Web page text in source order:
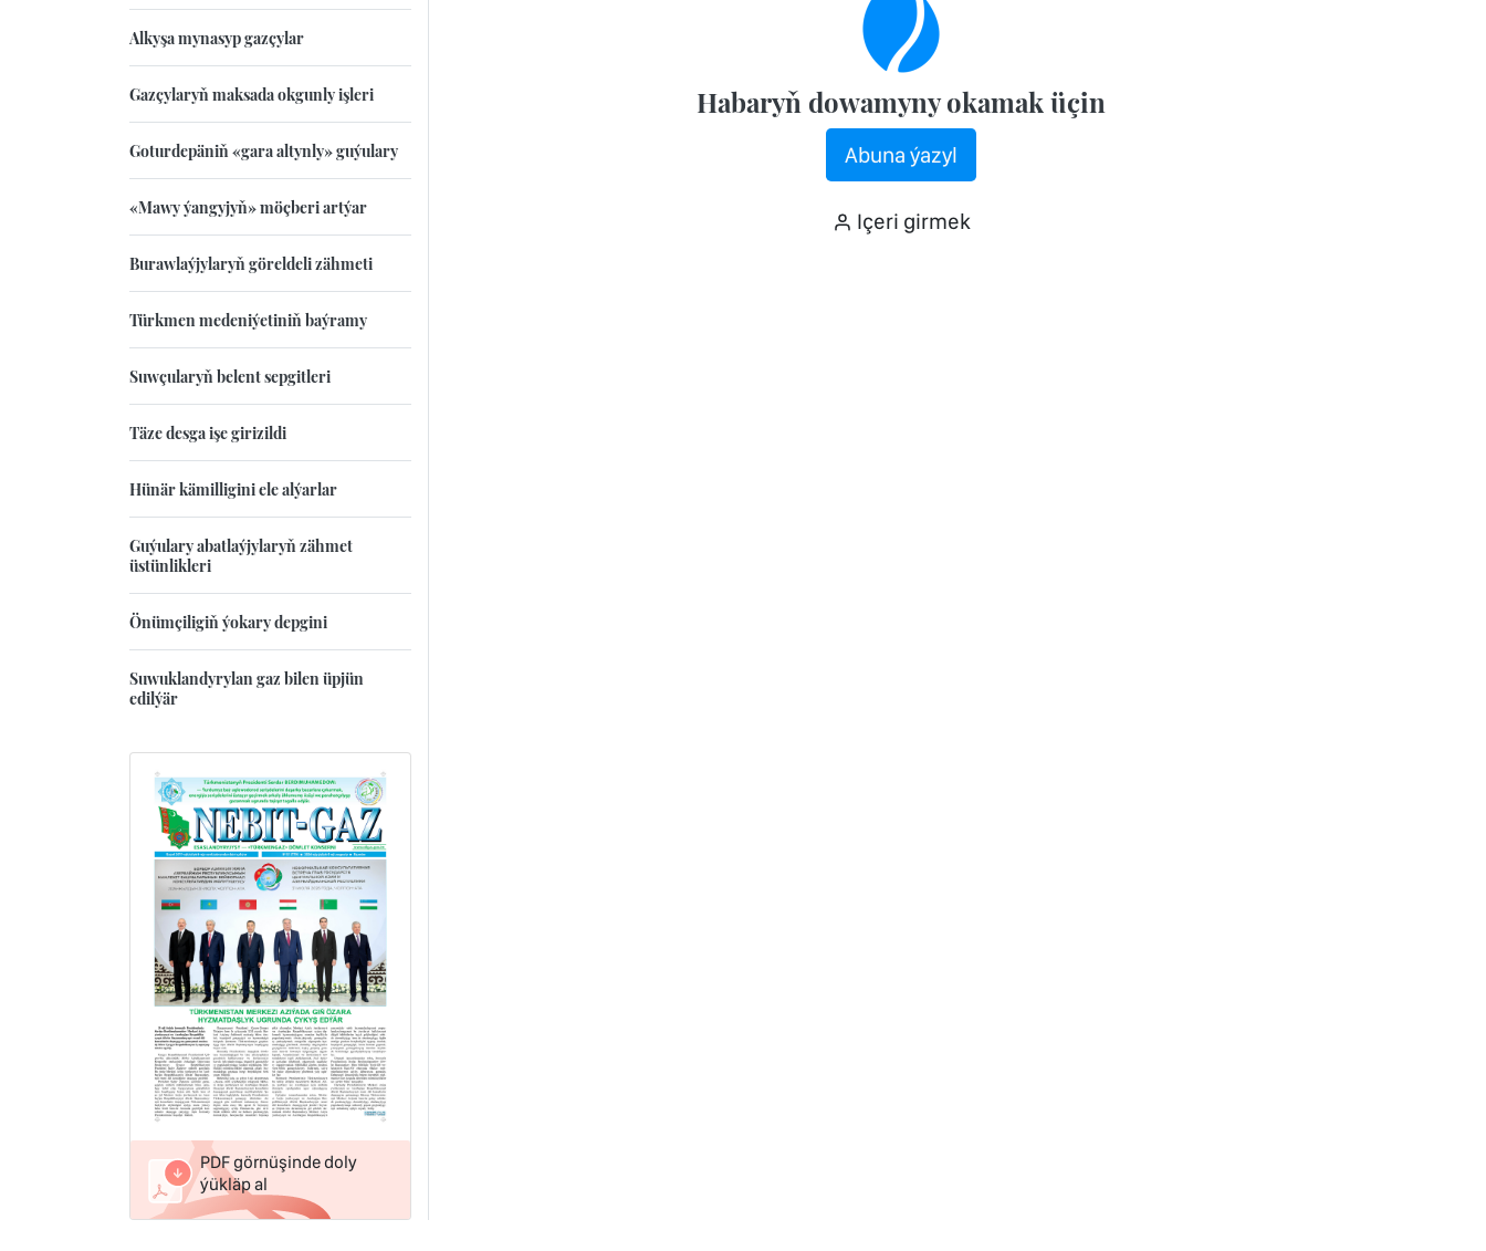
Habaryň dowamyny okamak üçin
Abuna ýazyl
Içeri girmek
Alkyşa mynasyp gazçylar
Gazçylaryň maksada okgunly işleri
Goturdepäniň «gara altynly» guýulary
«Mawy ýangyjyň» möçberi artýar
Burawlaýjylaryň göreldeli zähmeti
Türkmen medeniýetiniň baýramy
Suwçularyň belent sepgitleri
Täze desga işe girizildi
Hünär kämilligini ele alýarlar
Guýulary abatlaýjylaryň zähmet
üstünlikleri
Önümçiligiň ýokary depgini
Suwuklandyrylan gaz bilen üpjün
edilýär
PDF görnüşinde doly
ýükläp al